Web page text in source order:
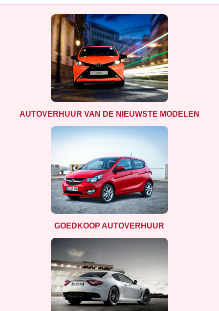
AUTOVERHUUR VAN DE NIEUWSTE MODELEN
GOEDKOOP AUTOVERHUUR